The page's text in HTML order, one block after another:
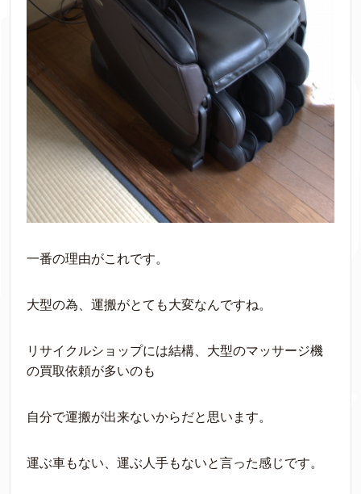
一番の理由がこれです。
大型の為、運搬がとても大変なんですね。
リサイクルショップには結構、大型のマッサージ機
の買取依頼が多いのも
自分で運搬が出来ないからだと思います。
運ぶ車もない、運ぶ人手もないと言った感じです。